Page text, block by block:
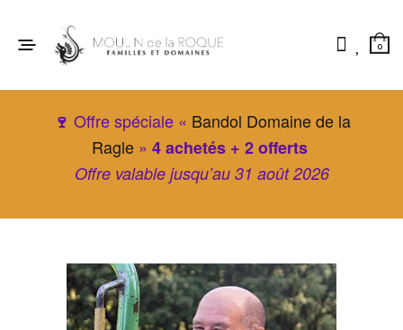
0
🍷 Offre spéciale « Bandol Domaine de la
Ragle» 4 achetés + 2 offerts
Offre valable jusqu’au 31 août 2026